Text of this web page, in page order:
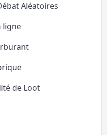
Aléatoires
ligne
de Loot